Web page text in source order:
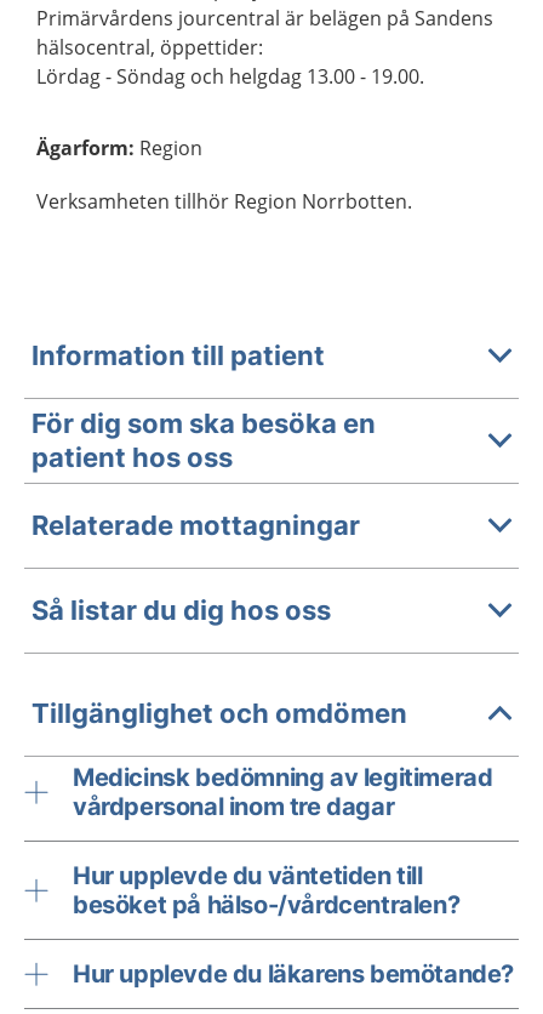
Primärvårdens jourcentral är belägen på Sandens
hälsocentral, öppettider:
Lördag - Söndag och helgdag 13.00 - 19.00.
Ägarform: Region
Verksamheten tillhör Region Norrbotten.
Information till patient
För dig som ska besöka en
patient hos oss
Relaterade mottagningar
Så listar du dig hos oss
Tillgänglighet och omdömen
Medicinsk bedömning av legitimerad
vårdpersonal inom tre dagar
Hur upplevde du väntetiden till
besöket på hälso-/vårdcentralen?
Hur upplevde du läkarens bemötande?